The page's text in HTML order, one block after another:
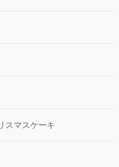
スマスケーキ